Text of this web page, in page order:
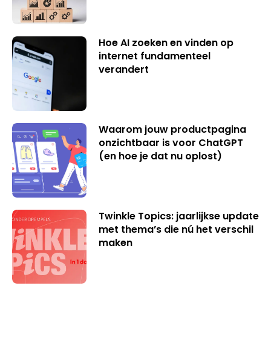
Hoe AI zoeken en vinden op
internet fundamenteel
verandert
Waarom jouw productpagina
onzichtbaar is voor ChatGPT
(en hoe je dat nu oplost)
Twinkle Topics: jaarlijkse update
met thema’s die nú het verschil
maken